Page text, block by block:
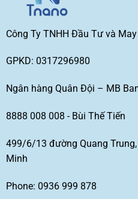
Công Ty TNHH Đầu Tư và
GPKD: 0317296980
Ngân hàng Quân Đội – MB
8888 008 008 - Bùi Thế Tiến
499/6/13 đường Quang Trung,
Minh
Phone: 0936 999 878